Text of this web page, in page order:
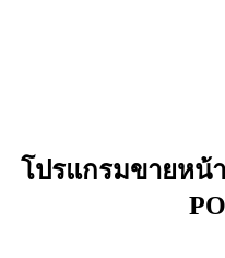
โปรแกรมขายหน้